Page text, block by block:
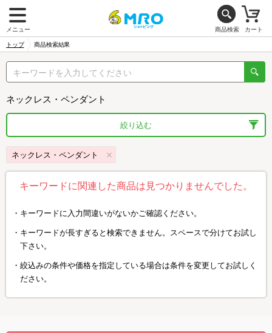
メニュー 商品検索 カート
トップ 商品検索結果
ネックレス・ペンダント
絞り込む
ネックレス・ペンダント
キーワードに関連した商品は見つかりませんでした。
キーワードに入力間違いがないかご確認ください。
キーワードが長すぎると検索できません。スペースで分けてお試し
下さい。
絞込みの条件や価格を指定している場合は条件を変更してお試しく
ださい。